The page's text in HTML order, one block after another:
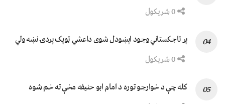
پر تاجکستاني وجود اېښودل شوی داعشي ټوپک پردۍ نښه ولي
کله چې د خوارجو توره د امام ابو حنیفه مخې ته خم شوه